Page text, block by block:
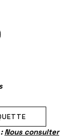
Nous consulter